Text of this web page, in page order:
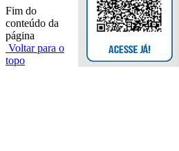
Fim do
conteúdo da
página
Voltar para o
topo